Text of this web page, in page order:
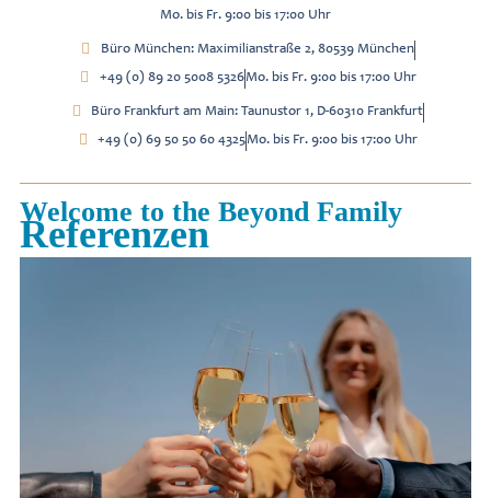
Mo. bis Fr. 9:00 bis 17:00 Uhr
Büro München: Maximilianstraße 2, 80539 München
+49 (0) 89 20 5008 5326Mo. bis Fr. 9:00 bis 17:00 Uhr
Büro Frankfurt am Main: Taunustor 1, D-60310 Frankfurt
+49 (0) 69 50 50 60 4325Mo. bis Fr. 9:00 bis 17:00 Uhr
Welcome to the Beyond Family
Referenzen